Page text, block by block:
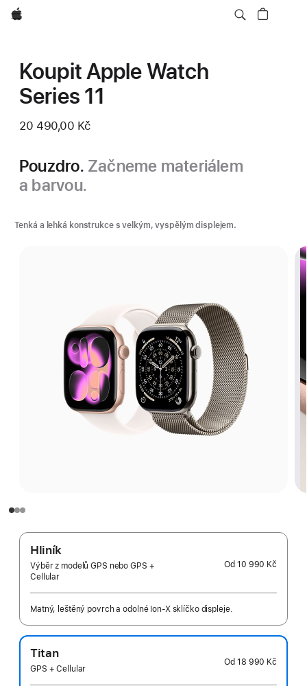
Apple
Koupit Apple Watch
Series 11
20 490,00 Kč
Pouzdro. Začneme materiálem
a barvou.
Tenká a lehká konstrukce s velkým, vyspělým displejem.
Hliník
Výběr z modelů GPS nebo GPS +
Cellular
Od10 990 Kč
Matný, leštěný povrch a odolné Ion-X sklíčko displeje.
Titan
GPS + Cellular
Od18 990 Kč